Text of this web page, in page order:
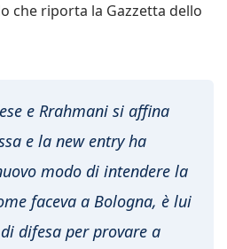
che riporta la Gazzetta dello
e Rrahmani si affina
e la new entry ha
modo di intendere la
faceva a Bologna, è lui
difesa per provare a